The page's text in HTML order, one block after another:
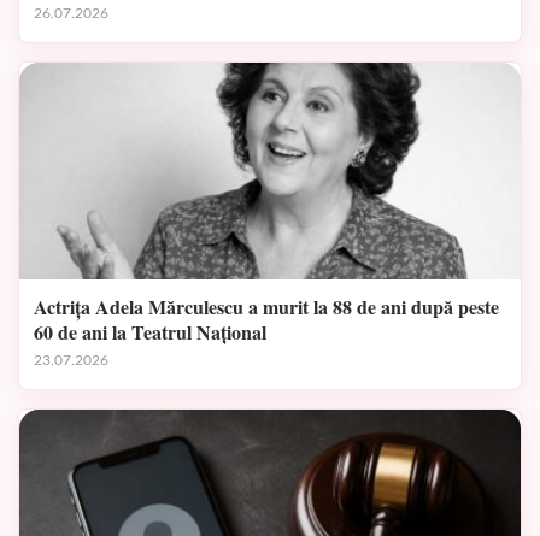
26.07.2026
Actrița Adela Mărculescu a murit la 88 de ani după peste
60 de ani la Teatrul Național
23.07.2026